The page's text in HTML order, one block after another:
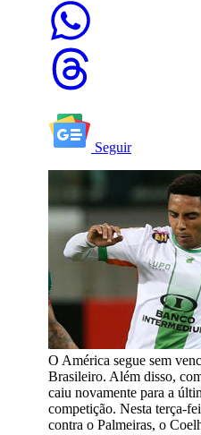
Seguir
O América segue sem
Brasileiro. Além disso,
caiu novamente para a
competição. Nesta terça-
contra o Palmeiras, o